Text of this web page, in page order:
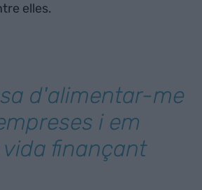
elles.
d'alimentar-me
i em
finançant